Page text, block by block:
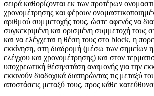
σειρά καθορίζονται εκ των προτέρων
χρονομέτρησης και φέρουν
αριθμού συμμετοχής τους, ώστε αφενός να
συγκεκριμένη και ορισμένη συμμετοχή τους
και να ελέγχεται η θέση τους στο block, η
εκκίνηση, στη διαδρομή (μέσω των σημείων
ελέγχου και χρονομέτρησης) και στον
υποχρεωτική θέση/στάση αναμονής για την
εκκινούν διαδοχικά διατηρώντας τις μεταξύ
αποστάσεις μεταξύ τους, προς κάθε